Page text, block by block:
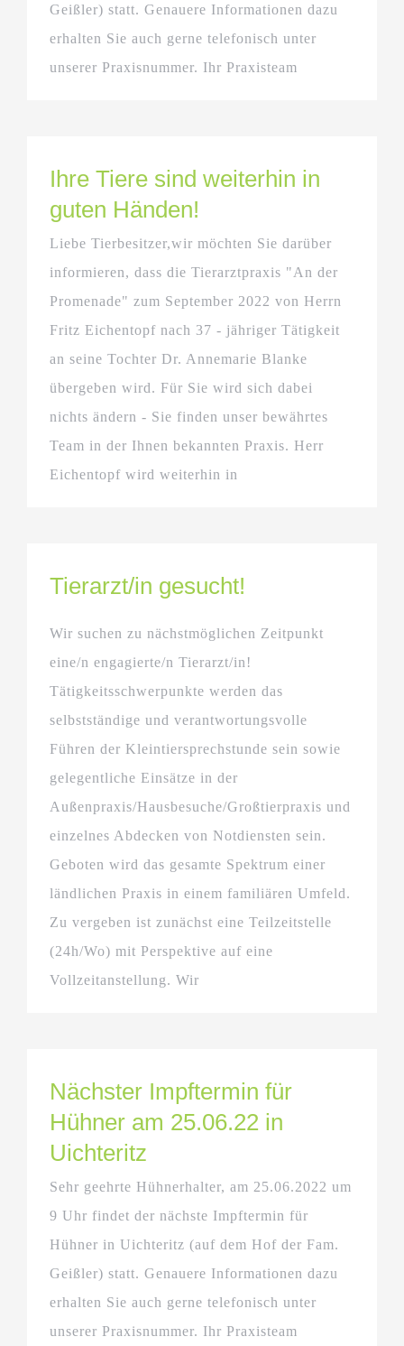
Geißler) statt. Genauere Informationen dazu
erhalten Sie auch gerne telefonisch unter
unserer Praxisnummer. Ihr Praxisteam
Ihre Tiere sind weiterhin in
guten Händen!
Liebe Tierbesitzer,wir möchten Sie darüber
informieren, dass die Tierarztpraxis "An der
Promenade" zum September 2022 von Herrn
Fritz Eichentopf nach 37 - jähriger Tätigkeit
an seine Tochter Dr. Annemarie Blanke
übergeben wird. Für Sie wird sich dabei
nichts ändern - Sie finden unser bewährtes
Team in der Ihnen bekannten Praxis. Herr
Eichentopf wird weiterhin in
Tierarzt/in gesucht!
Wir suchen zu nächstmöglichen Zeitpunkt
eine/n engagierte/n Tierarzt/in!
Tätigkeitsschwerpunkte werden das
selbstständige und verantwortungsvolle
Führen der Kleintiersprechstunde sein sowie
gelegentliche Einsätze in der
Außenpraxis/Hausbesuche/Großtierpraxis und
einzelnes Abdecken von Notdiensten sein.
Geboten wird das gesamte Spektrum einer
ländlichen Praxis in einem familiären Umfeld.
Zu vergeben ist zunächst eine Teilzeitstelle
(24h/Wo) mit Perspektive auf eine
Vollzeitanstellung. Wir
Nächster Impftermin für
Hühner am 25.06.22 in
Uichteritz
Sehr geehrte Hühnerhalter, am 25.06.2022 um
9 Uhr findet der nächste Impftermin für
Hühner in Uichteritz (auf dem Hof der Fam.
Geißler) statt. Genauere Informationen dazu
erhalten Sie auch gerne telefonisch unter
unserer Praxisnummer. Ihr Praxisteam